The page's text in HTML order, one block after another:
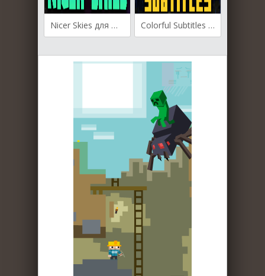
Nicer Skies для Майнкрафт [1.19.3, 1.19.2, 1.19.1] Colorful Subtitles для Майнкрафт [1.19.3, 1.19.2]